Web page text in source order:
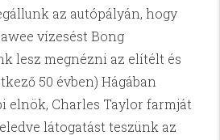
az autópályán, hogy
vízesést Bong
lesz megnézni az elítélt és
50 évben) Hágában
elnök, Charles Taylor farmját
látogatást teszünk az